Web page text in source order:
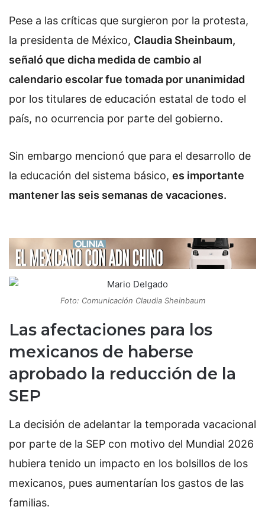
Pese a las críticas que surgieron por la protesta,
la presidenta de México, Claudia Sheinbaum,
señaló que dicha medida de cambio al
calendario escolar fue tomada por unanimidad
por los titulares de educación estatal de todo el
país, no ocurrencia por parte del gobierno.
Sin embargo mencionó que para el desarrollo de
la educación del sistema básico, es importante
mantener las seis semanas de vacaciones.
Foto: Comunicación Claudia Sheinbaum
Las afectaciones para los
mexicanos de haberse
aprobado la reducción de la
SEP
La decisión de adelantar la temporada vacacional
por parte de la SEP con motivo del Mundial 2026
hubiera tenido un impacto en los bolsillos de los
mexicanos, pues aumentarían los gastos de las
familias.